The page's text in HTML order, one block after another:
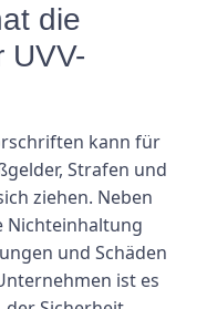
die
UVV-
kann für
Strafen und
ziehen. Neben
Nichteinhaltung
und Schäden
ist es